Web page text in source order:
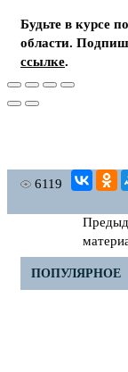
Будьте в курсе
области.
ссылке.
6119
ПОПУЛЯРНОЕ